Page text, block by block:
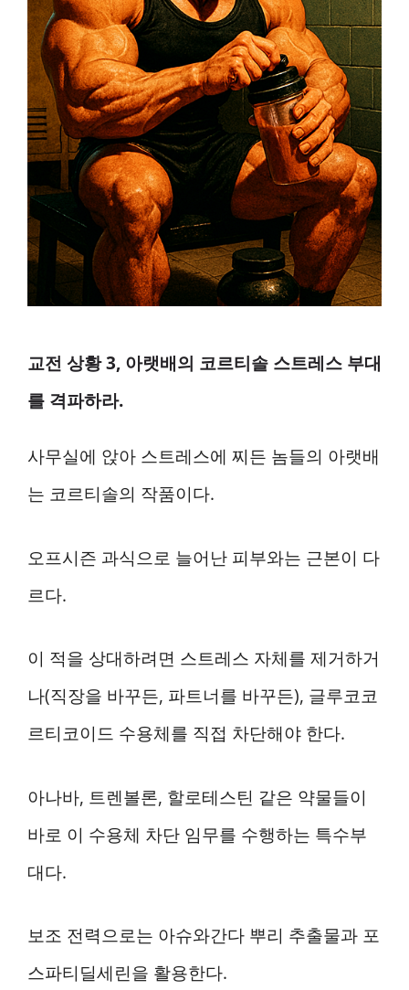
교전 상황 3, 아랫배의 코르티솔 스트레스 부대
를 격파하라.
사무실에 앉아 스트레스에 찌든 놈들의 아랫배
는 코르티솔의 작품이다.
오프시즌 과식으로 늘어난 피부와는 근본이 다
르다.
이 적을 상대하려면 스트레스 자체를 제거하거
나(직장을 바꾸든, 파트너를 바꾸든), 글루코코
르티코이드 수용체를 직접 차단해야 한다.
아나바, 트렌볼론, 할로테스틴 같은 약물들이
바로 이 수용체 차단 임무를 수행하는 특수부
대다.
보조 전력으로는 아슈와간다 뿌리 추출물과 포
스파티딜세린을 활용한다.